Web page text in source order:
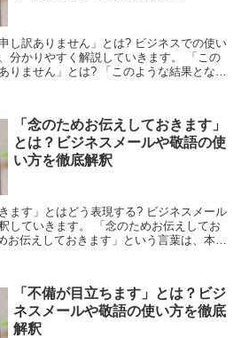
し訳ありません」とは? ビジネスでの使い
分かりやすく解説していきます。 「この
りません」とは? 「このような結果となり
「念のためお伝えしておきます」
とは？ビジネスメールや敬語の使
い方を徹底解釈
ます」とはどう表現する? ビジネスメール
していきます。 「念のためお伝えしてお
お伝えしておきます」という言葉は、本来
「不備が目立ちます」とは？ビジ
ネスメールや敬語の使い方を徹底
解釈